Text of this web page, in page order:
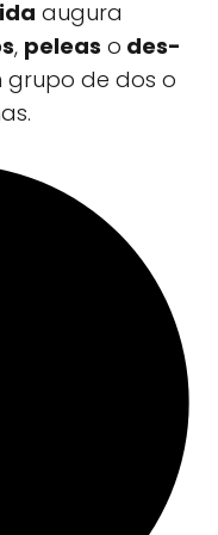
augura
, peleas o des-
grupo de dos o